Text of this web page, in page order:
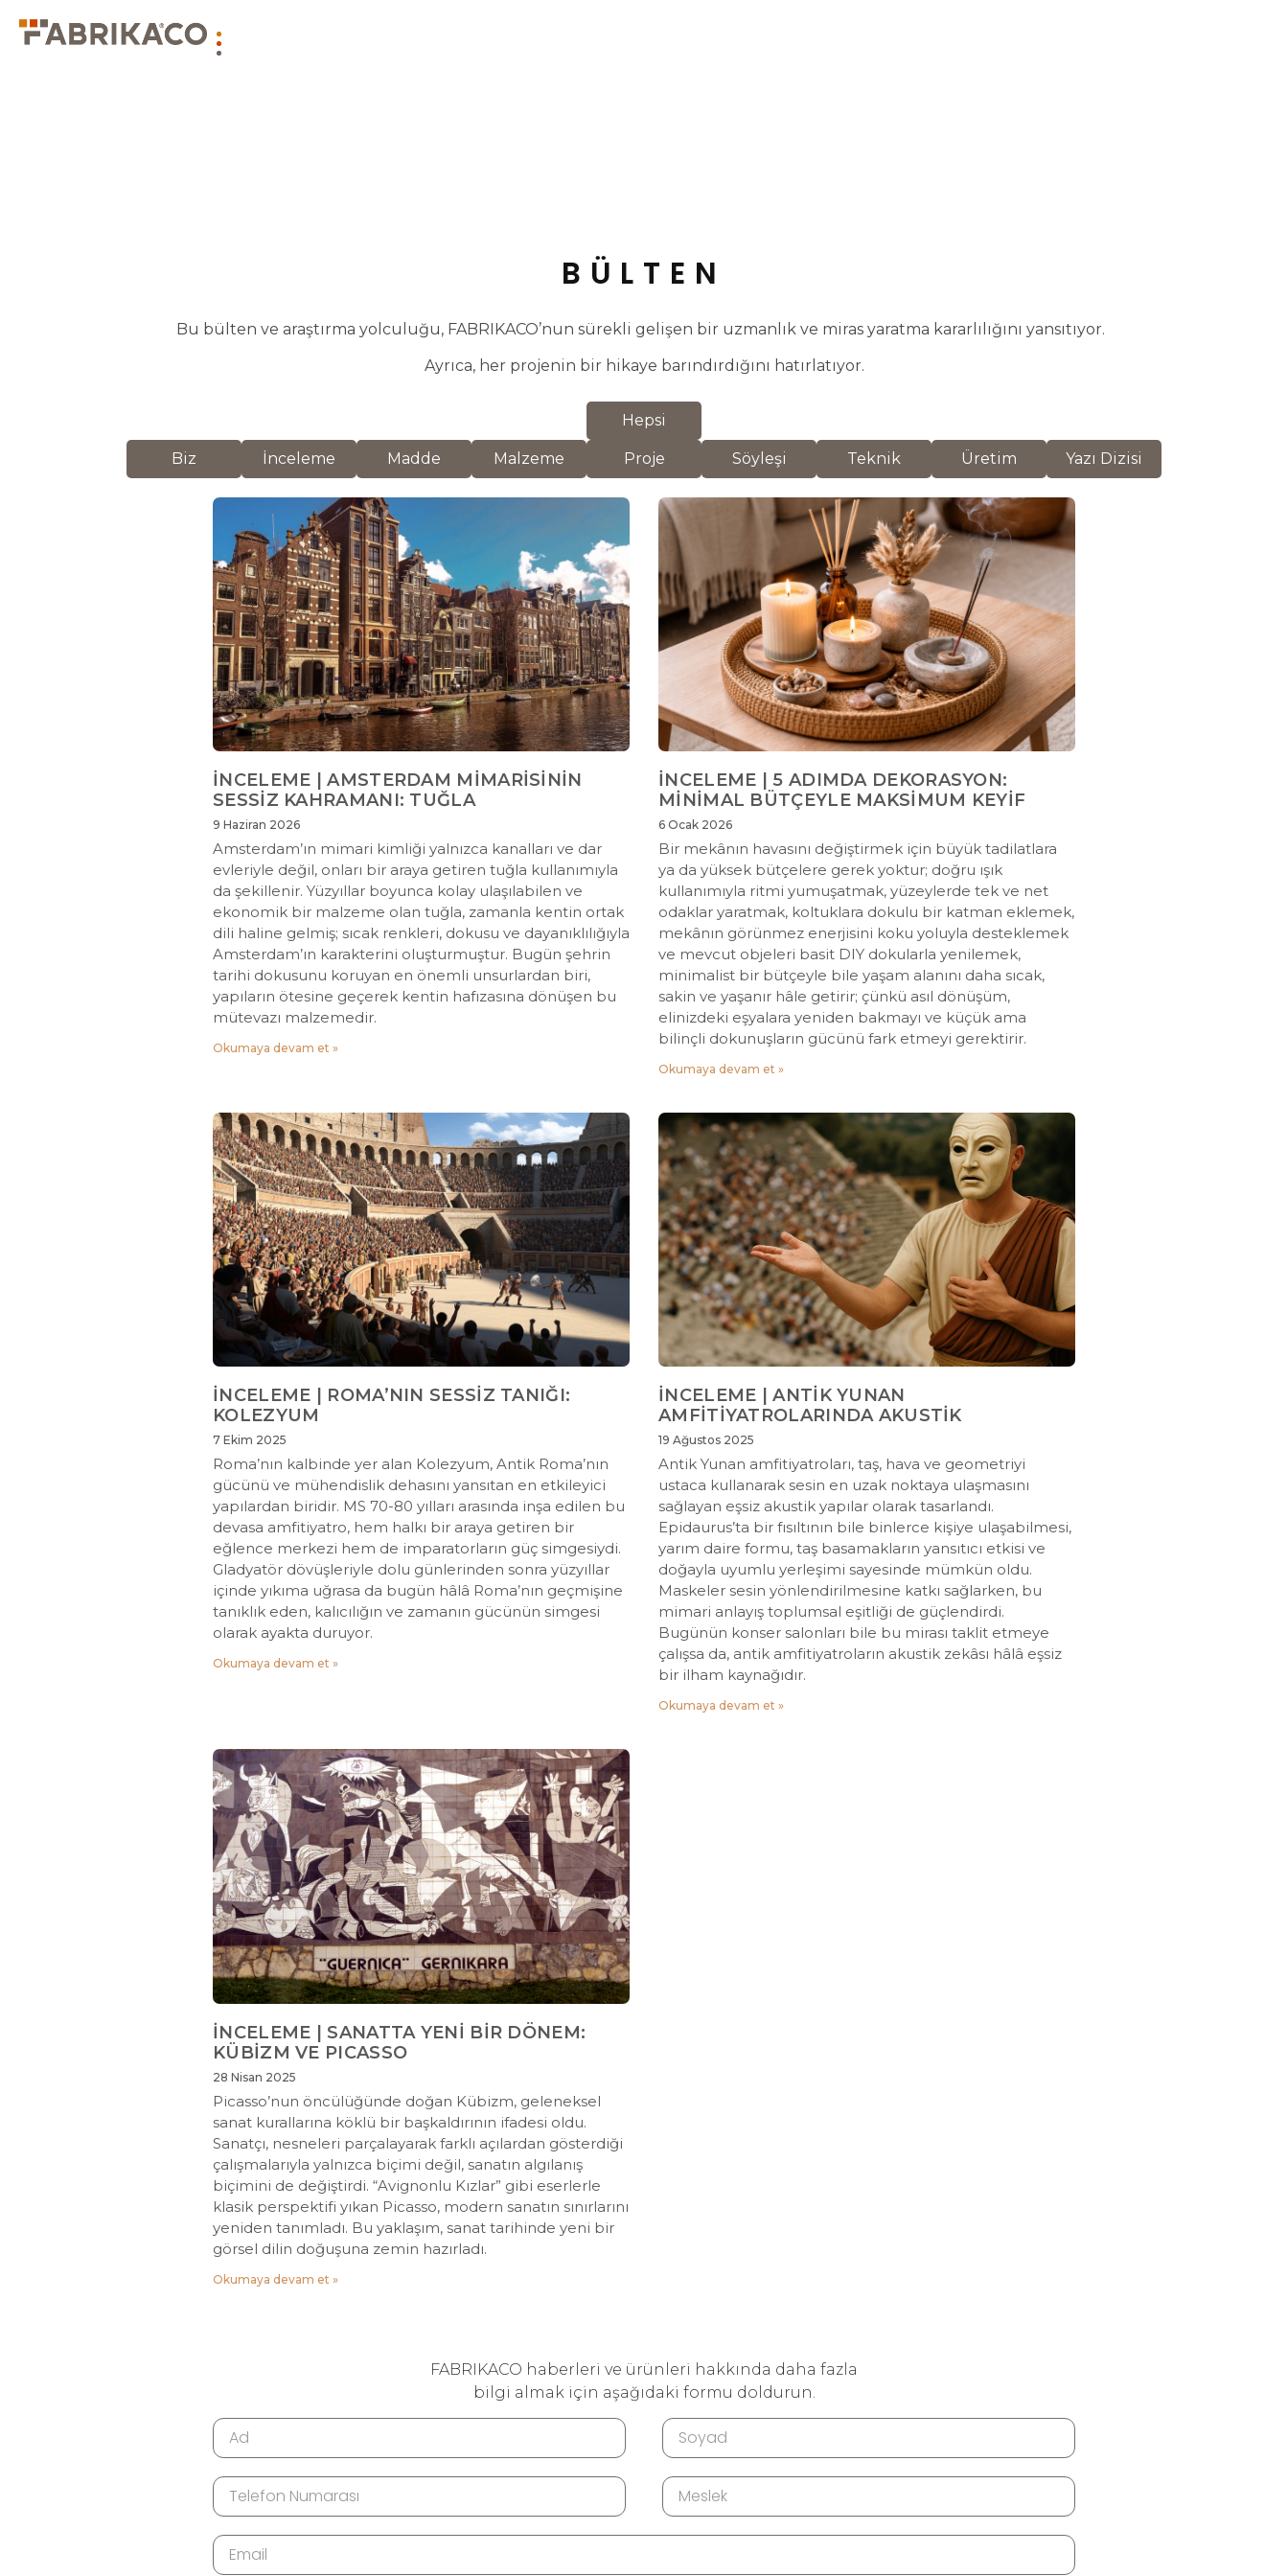
BÜLTEN
Bu bülten ve araştırma yolculuğu, FABRIKACO’nun sürekli gelişen bir uzmanlık ve miras yaratma kararlılığını yansıtıyor.
Ayrıca, her projenin bir hikaye barındırdığını hatırlatıyor.
Hepsi
Biz İnceleme Madde Malzeme Proje Söyleşi Teknik Üretim Yazı Dizisi
İNCELEME | AMSTERDAM MİMARİSİNİN
SESSİZ KAHRAMANI: TUĞLA
9 Haziran 2026
Amsterdam’ın mimari kimliği yalnızca kanalları ve dar
evleriyle değil, onları bir araya getiren tuğla kullanımıyla
da şekillenir. Yüzyıllar boyunca kolay ulaşılabilen ve
ekonomik bir malzeme olan tuğla, zamanla kentin ortak
dili haline gelmiş; sıcak renkleri, dokusu ve dayanıklılığıyla
Amsterdam’ın karakterini oluşturmuştur. Bugün şehrin
tarihi dokusunu koruyan en önemli unsurlardan biri,
yapıların ötesine geçerek kentin hafızasına dönüşen bu
mütevazı malzemedir.
Okumaya devam et »
İNCELEME | 5 ADIMDA DEKORASYON:
MİNİMAL BÜTÇEYLE MAKSİMUM KEYİF
6 Ocak 2026
Bir mekânın havasını değiştirmek için büyük tadilatlara
ya da yüksek bütçelere gerek yoktur; doğru ışık
kullanımıyla ritmi yumuşatmak, yüzeylerde tek ve net
odaklar yaratmak, koltuklara dokulu bir katman eklemek,
mekânın görünmez enerjisini koku yoluyla desteklemek
ve mevcut objeleri basit DIY dokularla yenilemek,
minimalist bir bütçeyle bile yaşam alanını daha sıcak,
sakin ve yaşanır hâle getirir; çünkü asıl dönüşüm,
elinizdeki eşyalara yeniden bakmayı ve küçük ama
bilinçli dokunuşların gücünü fark etmeyi gerektirir.
Okumaya devam et »
İNCELEME | ROMA’NIN SESSİZ TANIĞI:
KOLEZYUM
7 Ekim 2025
Roma’nın kalbinde yer alan Kolezyum, Antik Roma’nın
gücünü ve mühendislik dehasını yansıtan en etkileyici
yapılardan biridir. MS 70-80 yılları arasında inşa edilen bu
devasa amfitiyatro, hem halkı bir araya getiren bir
eğlence merkezi hem de imparatorların güç simgesiydi.
Gladyatör dövüşleriyle dolu günlerinden sonra yüzyıllar
içinde yıkıma uğrasa da bugün hâlâ Roma’nın geçmişine
tanıklık eden, kalıcılığın ve zamanın gücünün simgesi
olarak ayakta duruyor.
Okumaya devam et »
İNCELEME | ANTİK YUNAN
AMFİTİYATROLARINDA AKUSTİK
19 Ağustos 2025
Antik Yunan amfitiyatroları, taş, hava ve geometriyi
ustaca kullanarak sesin en uzak noktaya ulaşmasını
sağlayan eşsiz akustik yapılar olarak tasarlandı.
Epidaurus’ta bir fısıltının bile binlerce kişiye ulaşabilmesi,
yarım daire formu, taş basamakların yansıtıcı etkisi ve
doğayla uyumlu yerleşimi sayesinde mümkün oldu.
Maskeler sesin yönlendirilmesine katkı sağlarken, bu
mimari anlayış toplumsal eşitliği de güçlendirdi.
Bugünün konser salonları bile bu mirası taklit etmeye
çalışsa da, antik amfitiyatroların akustik zekâsı hâlâ eşsiz
bir ilham kaynağıdır.
Okumaya devam et »
İNCELEME | SANATTA YENİ BİR DÖNEM:
KÜBİZM VE PICASSO
28 Nisan 2025
Picasso’nun öncülüğünde doğan Kübizm, geleneksel
sanat kurallarına köklü bir başkaldırının ifadesi oldu.
Sanatçı, nesneleri parçalayarak farklı açılardan gösterdiği
çalışmalarıyla yalnızca biçimi değil, sanatın algılanış
biçimini de değiştirdi. “Avignonlu Kızlar” gibi eserlerle
klasik perspektifi yıkan Picasso, modern sanatın sınırlarını
yeniden tanımladı. Bu yaklaşım, sanat tarihinde yeni bir
görsel dilin doğuşuna zemin hazırladı.
Okumaya devam et »
FABRIKACO haberleri ve ürünleri hakkında daha fazla
bilgi almak için aşağıdaki formu doldurun.